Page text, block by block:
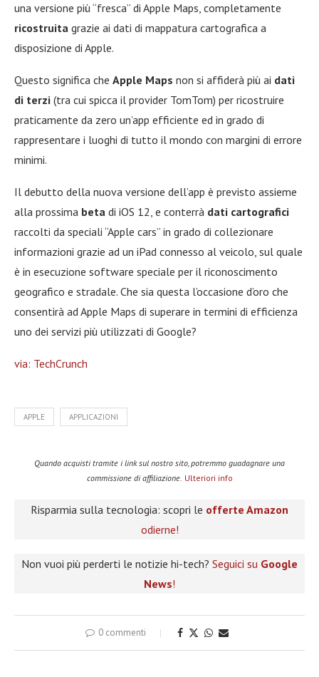
una versione più “fresca” di Apple Maps, completamente
ricostruita grazie ai dati di mappatura cartografica a
disposizione di Apple.
Questo significa che Apple Maps non si affiderà più ai dati
di terzi (tra cui spicca il provider TomTom) per ricostruire
praticamente da zero un’app efficiente ed in grado di
rappresentare i luoghi di tutto il mondo con margini di errore
minimi.
Il debutto della nuova versione dell’app è previsto assieme
alla prossima beta di iOS 12, e conterrà dati cartografici
raccolti da speciali “Apple cars” in grado di collezionare
informazioni grazie ad un iPad connesso al veicolo, sul quale
è in esecuzione software speciale per il riconoscimento
geografico e stradale. Che sia questa l’occasione d’oro che
consentirà ad Apple Maps di superare in termini di efficienza
uno dei servizi più utilizzati di Google?
via: TechCrunch
APPLE APPLICAZIONI
Quando acquisti tramite i link sul nostro sito, potremmo guadagnare una
commissione di affiliazione. Ulteriori info
Risparmia sulla tecnologia: scopri le offerte Amazon
odierne!
Non vuoi più perderti le notizie hi-tech? Seguici su Google
News!
0 commenti